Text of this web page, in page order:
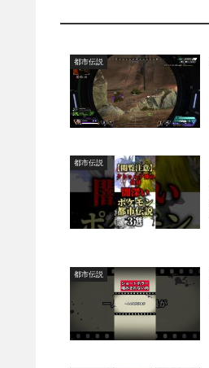
都市伝説
都市伝説
都市伝説